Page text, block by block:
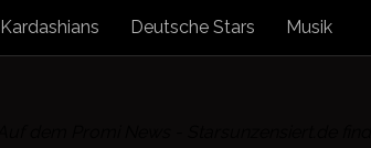
Kardashians Deutsche Stars Musik